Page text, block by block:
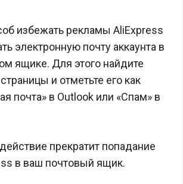
избежать рекламы AliExpress
электронную почту аккаунта в
ящике. Для этого найдите
и отметьте его как
почта» в Outlook или «Спам» в
прекратит попадание
в ваш почтовый ящик.